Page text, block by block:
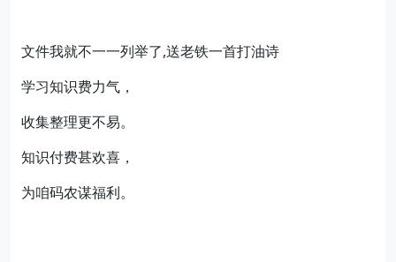
文件我就不一一列举了,送老铁一首打油诗
学习知识费力气，
收集整理更不易。
知识付费甚欢喜，
为咱码农谋福利。